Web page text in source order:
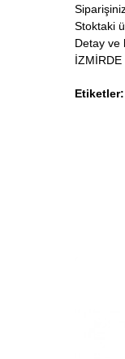
Stoktaki
Detay ve
İZMİRDE
Etiketler: